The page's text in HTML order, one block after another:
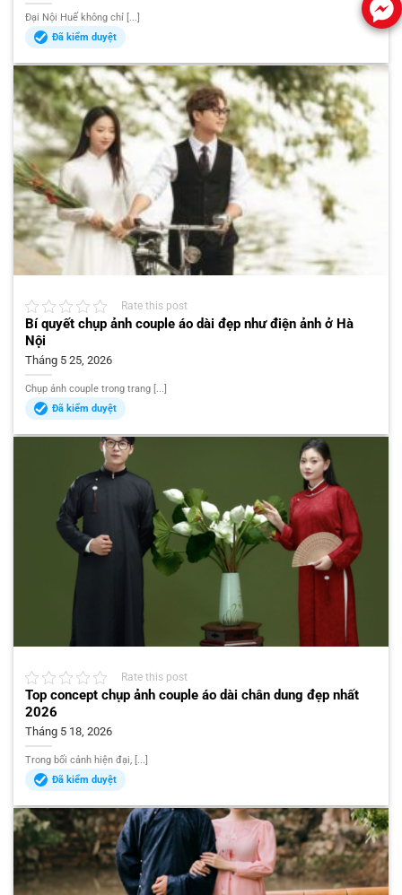
Đại Nội Huế không chỉ [...]
Đã kiểm duyệt
Rate this post
Bí quyết chụp ảnh couple áo dài đẹp như điện ảnh ở Hà
Nội
Tháng 5 25, 2026
Chụp ảnh couple trong trang [...]
Đã kiểm duyệt
Rate this post
Top concept chụp ảnh couple áo dài chân dung đẹp nhất
2026
Tháng 5 18, 2026
Trong bối cảnh hiện đại, [...]
Đã kiểm duyệt